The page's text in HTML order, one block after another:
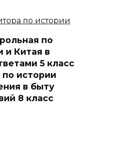
по
и Китая в
5 класс
по истории
в быту
8 класс